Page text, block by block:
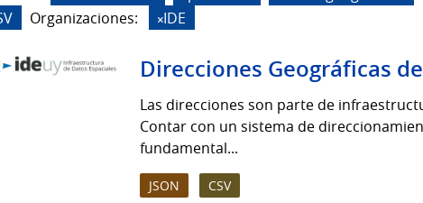
Organizaciones: IDE
Direcciones Geográficas
Las direcciones son parte de
Contar con un sistema de
fundamental...
JSON CSV